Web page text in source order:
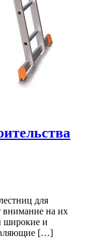
для
внимание на их
широкие и
[…]